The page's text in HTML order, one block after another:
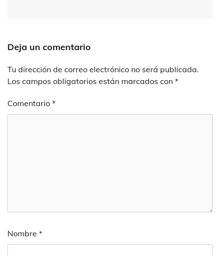
Deja un comentario
Tu dirección de correo electrónico no será publicada.
Los campos obligatorios están marcados con *
Comentario *
Nombre *